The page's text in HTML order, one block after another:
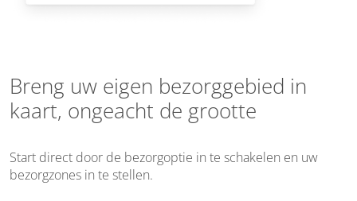
Breng uw eigen bezorggebied in
kaart, ongeacht de grootte
Start direct door de bezorgoptie in te schakelen en uw
bezorgzones in te stellen.